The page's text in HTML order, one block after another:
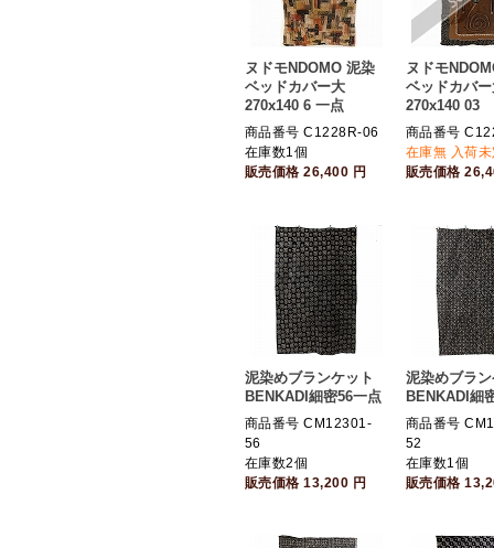
ヌドモNDOMO 泥染
ベッドカバー大
270x140 6 一点
商品番号 C1228R-06
在庫数1個
販売価格26,400 円
ヌドモ
ベッドカバ
270x140 03
商品番号
在庫無 入荷
販売価格
泥染めブランケット
BENKADI細密56一点
商品番号 CM12301-
56
在庫数2個
販売価格13,200 円
泥染めブラ
BENKADI細
商品番号
52
在庫数1個
販売価格